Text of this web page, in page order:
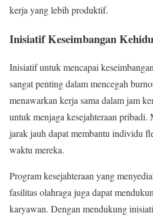
kerja yang lebih produktif.
Inisiatif Keseimbangan
Inisiatif untuk mencapai
sangat penting dalam mencegah
menawarkan kerja sama dalam jam
untuk menjaga kesejahteraan
jarak jauh dapat membantu individu
waktu mereka.
Program kesejahteraan yang
fasilitas olahraga juga dapat
karyawan. Dengan mendukung